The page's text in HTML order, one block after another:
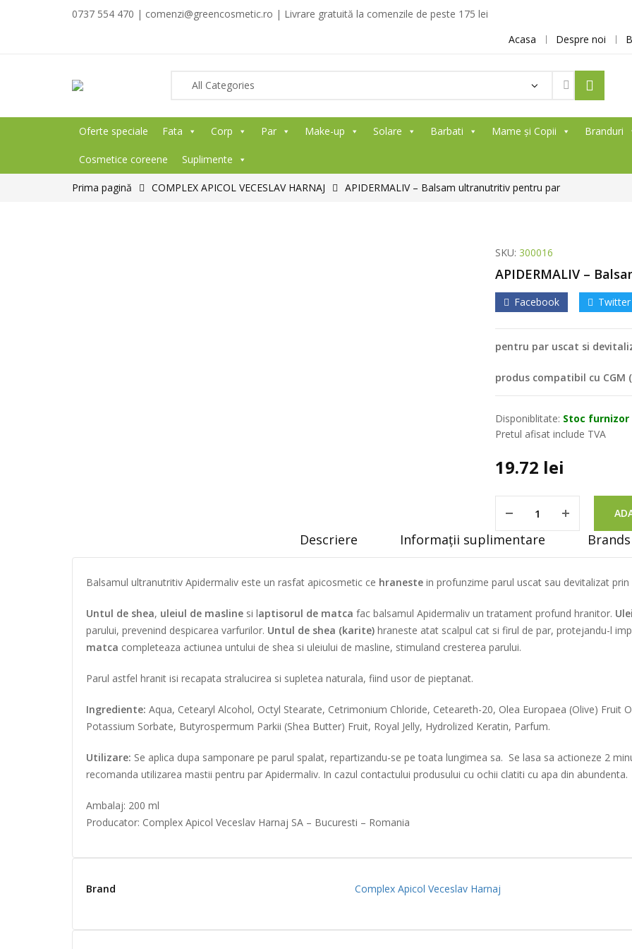
0737 554 470 | comenzi@greencosmetic.ro | Livrare gratuită la comenzile de peste 175 lei
Acasa
Despre noi
Products
Oferte speciale
Fata Corp Par Make-up Solare Barbati Mame și Copii Branduri
Cosmetice coreene Suplimente
Prima pagină COMPLEX APICOL VECESLAV HARNAJ APIDERMALIV – Balsam ultranutritiv pentru par
SKU: 300016
APIDERMALIV –
Facebook Twitter
pentru par uscat si
produs compatibil cu CGM
Disponiblitate: Stoc furnizor
Pretul afisat include TVA
19.72 lei
Descriere Informații suplimentare
Balsamul ultranutritiv Apidermaliv este un rasfat apicosmetic ce hraneste in profunzime parul uscat sau devitalizat
Untul de shea, uleiul de masline si laptisorul de matca fac balsamul Apidermaliv un tratament profund hranitor.
parului, prevenind despicarea varfurilor. Untul de shea (karite) hraneste atat scalpul cat si firul de par, protejandu-l
matca completeaza actiunea untului de shea si uleiului de masline, stimuland cresterea parului.
Parul astfel hranit isi recapata stralucirea si supletea naturala, fiind usor de pieptanat.
Ingrediente: Aqua, Cetearyl Alcohol, Octyl Stearate, Cetrimonium Chloride, Ceteareth-20, Olea Europaea (Olive) Fruit
Potassium Sorbate, Butyrospermum Parkii (Shea Butter) Fruit, Royal Jelly, Hydrolized Keratin, Parfum.
Utilizare: Se aplica dupa samponare pe parul spalat, repartizandu-se pe toata lungimea sa. Se lasa sa actioneze 2
recomanda utilizarea mastii pentru par Apidermaliv. In cazul contactului produsului cu ochii clatiti cu apa din abundenta.
Ambalaj: 200 ml
Producator: Complex Apicol Veceslav Harnaj SA – Bucuresti – Romania
Brand Complex Apicol Veceslav Harnaj